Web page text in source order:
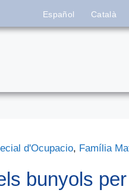
Español Català
d'Ocupacio, Família
bunyols